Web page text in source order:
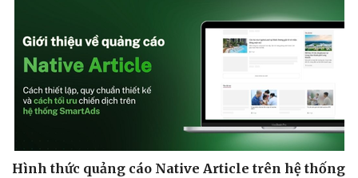
Hình thức quảng cáo Native Article trên hệ thống